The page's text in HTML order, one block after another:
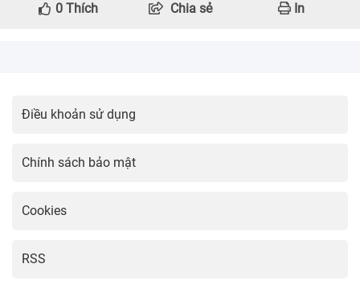
0 Thích Chia sẻ In
Điều khoản sử dụng
Chính sách bảo mật
Cookies
RSS